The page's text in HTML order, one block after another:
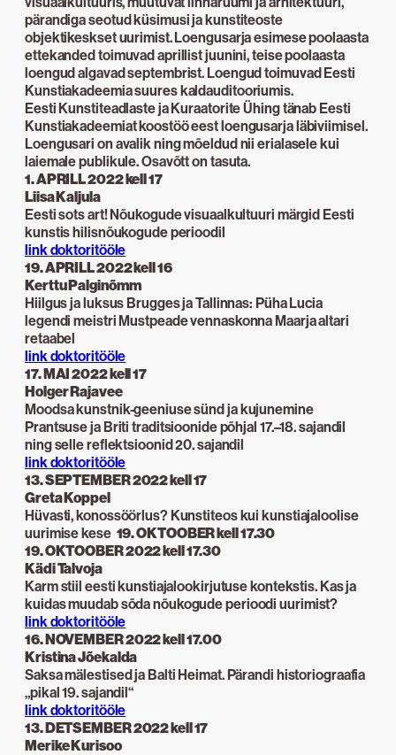
pärandiga seotud küsimusi ja kunstiteoste
objektikeskset uurimist. Loengusarja esimese poolaasta
ettekanded toimuvad aprillist juunini, teise poolaasta
loengud algavad septembrist. Loengud toimuvad Eesti
Kunstiakadeemia suures kaldauditooriumis.
Eesti Kunstiteadlaste ja Kuraatorite Ühing tänab Eesti
Kunstiakadeemiat koostöö eest loengusarja läbiviimisel.
Loengusari on avalik ning mõeldud nii erialasele kui
laiemale publikule. Osavõtt on tasuta.
1. APRILL 2022 kell 17
Liisa Kaljula
Eesti sots art! Nõukogude visuaalkultuuri märgid Eesti
kunstis hilisnõukogude perioodil
link doktoritööle
19. APRILL 2022 kell 16
Kerttu Palginõmm
Hiilgus ja luksus Brugges ja Tallinnas: Püha Lucia
legendi meistri Mustpeade vennaskonna Maarja altari
retaabel
link doktoritööle
17. MAI 2022 kell 17
Holger Rajavee
Moodsa kunstnik-geeniuse sünd ja kujunemine
Prantsuse ja Briti traditsioonide põhjal 17.–18. sajandil
ning selle reflektsioonid 20. sajandil
link doktoritööle
13. SEPTEMBER 2022 kell 17
Greta Koppel
Hüvasti, konossöörlus? Kunstiteos kui kunstiajaloolise
uurimise kese 19. OKTOOBER kell 17.30
19. OKTOOBER 2022 kell 17.30
Kädi Talvoja
Karm stiil eesti kunstiajalookirjutuse kontekstis. Kas ja
kuidas muudab sõda nõukogude perioodi uurimist?
link doktoritööle
16. NOVEMBER 2022 kell 17.00
Kristina Jõekalda
Saksa mälestised ja Balti Heimat. Pärandi historiograafia
„pikal 19. sajandil“
link doktoritööle
13. DETSEMBER 2022 kell 17
Merike Kurisoo